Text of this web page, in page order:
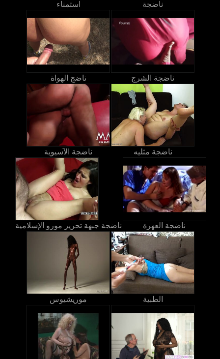
استمناء ناضجة
ناضج الهواة ناضجة الشرج
ناضجة الآسيوية ناضجة مثليه
ناضجة جبهة تحرير مورو الإسلامية ناضجة العهرة
موريشيوس الطبية